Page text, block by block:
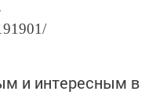
и интересным в